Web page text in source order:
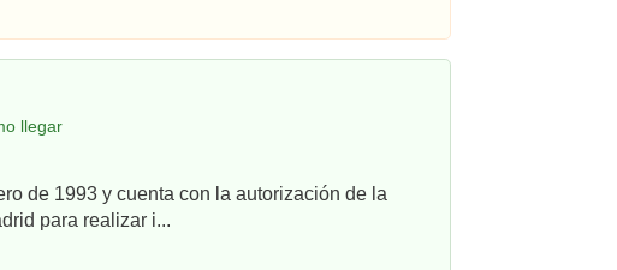
llegar
de 1993 y cuenta con la autorización de la
para realizar i...